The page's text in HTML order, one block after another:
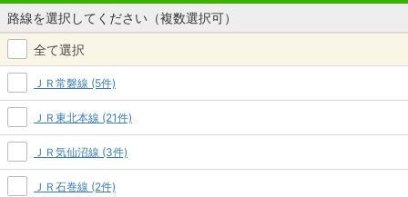
路線を選択してください（複数選択可）
全て選択
ＪＲ常磐線 (5件)
ＪＲ東北本線 (21件)
ＪＲ気仙沼線 (3件)
ＪＲ石巻線 (2件)